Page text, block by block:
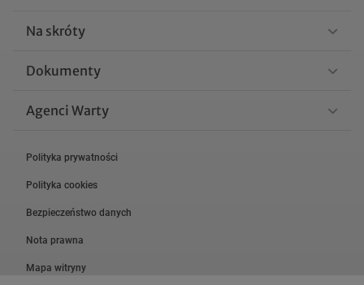
Na skróty
Dokumenty
Agenci Warty
Polityka prywatności
Polityka cookies
Bezpieczeństwo danych
Nota prawna
Mapa witryny